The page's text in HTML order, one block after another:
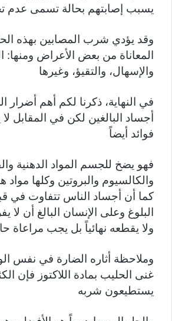
يسبب إصابتهم بحالة تسمى عدم
وقد يؤدي شرب المصابين بهذه
المعاناة من بعض الأعراض ومنها:
والإسهال، والتقيؤ، وغيرها
في النهاية، ذكرنا لكم أهم أضرار
أجساد البالغين لكن في المقابل
فوائد أيضاً
فهو يضخ للجسم المواد الدهنية
والكالسيوم والبروتين وكلها مواد
كما أن أجساد الناس تتفاوت في
البلوغ وعلى الإنسان البالغ أن لا
ولا يقطعه نهائياً بل يجب مراعاة
وملاحظة أثاره الضارة في نفس
غنى الحليب بمادة اللاكتوز فإن
يستطيعون شربه